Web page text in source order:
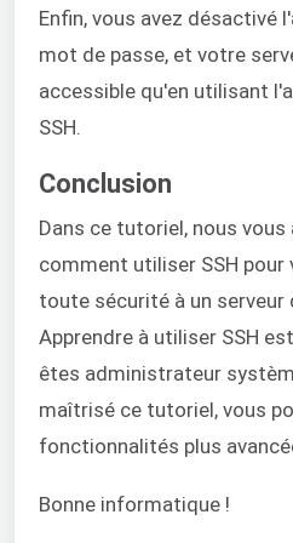
Enfin, vous avez désactivé
mot de passe, et votre
accessible qu'en utilisant
SSH.
Conclusion
Dans ce tutoriel, nous
comment utiliser SSH pour
toute sécurité à un serveur
Apprendre à utiliser SSH
êtes administrateur
maîtrisé ce tutoriel, vous
fonctionnalités plus
Bonne informatique !